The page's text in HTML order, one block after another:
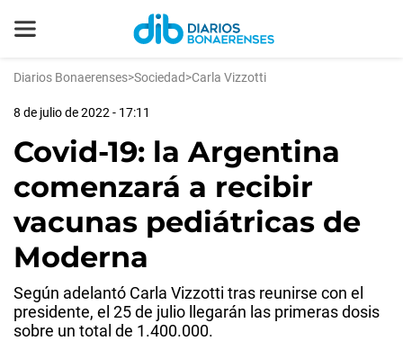
Diarios Bonaerenses>Sociedad>Carla Vizzotti
8 de julio de 2022 - 17:11
Covid-19: la Argentina
comenzará a recibir
vacunas pediátricas de
Moderna
Según adelantó Carla Vizzotti tras reunirse con el
presidente, el 25 de julio llegarán las primeras dosis
sobre un total de 1.400.000.